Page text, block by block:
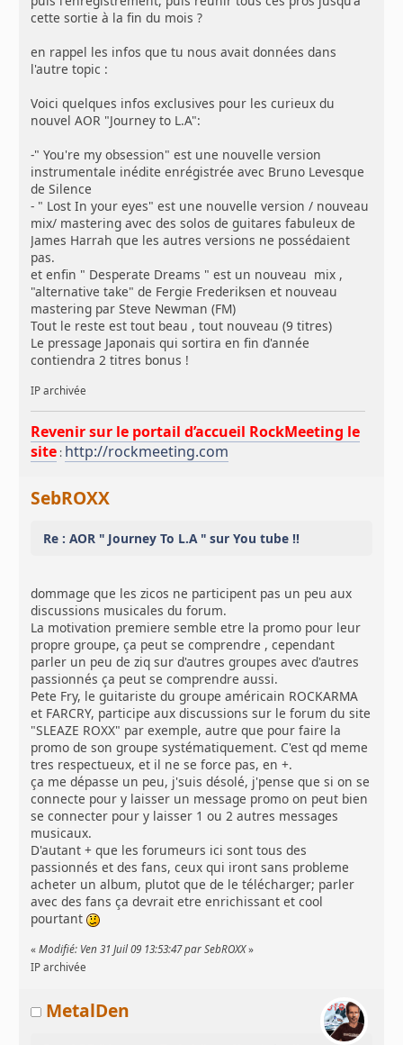
cette sortie à la fin du mois ?
en rappel les infos que tu nous avait données dans
l'autre topic :
Voici quelques infos exclusives pour les curieux du
nouvel AOR "Journey to L.A":
-" You're my obsession" est une nouvelle version
instrumentale inédite enrégistrée avec Bruno Levesque
de Silence
- " Lost In your eyes" est une nouvelle version / nouveau
mix/ mastering avec des solos de guitares fabuleux de
James Harrah que les autres versions ne possédaient
pas.
et enfin " Desperate Dreams " est un nouveau mix ,
"alternative take" de Fergie Frederiksen et nouveau
mastering par Steve Newman (FM)
Tout le reste est tout beau , tout nouveau (9 titres)
Le pressage Japonais qui sortira en fin d'année
contiendra 2 titres bonus !
IP archivée
Revenir sur le portail d’accueil RockMeeting le
site : http://rockmeeting.com
SebROXX
Re : AOR " Journey To L.A " sur You tube !!
dommage que les zicos ne participent pas un peu aux
discussions musicales du forum.
La motivation premiere semble etre la promo pour leur
propre groupe, ça peut se comprendre , cependant
parler un peu de ziq sur d'autres groupes avec d'autres
passionnés ça peut se comprendre aussi.
Pete Fry, le guitariste du groupe américain ROCKARMA
et FARCRY, participe aux discussions sur le forum du site
"SLEAZE ROXX" par exemple, autre que pour faire la
promo de son groupe systématiquement. C'est qd meme
tres respectueux, et il ne se force pas, en +.
ça me dépasse un peu, j'suis désolé, j'pense que si on se
connecte pour y laisser un message promo on peut bien
se connecter pour y laisser 1 ou 2 autres messages
musicaux.
D'autant + que les forumeurs ici sont tous des
passionnés et des fans, ceux qui iront sans probleme
acheter un album, plutot que de le télécharger; parler
avec des fans ça devrait etre enrichissant et cool
pourtant
«Modifié: Ven 31 Juil 09 13:53:47 par SebROXX»
IP archivée
MetalDen